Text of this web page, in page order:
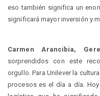
eso también significa un
significará mayor inversión y
Carmen Arancibia,
sorprendidos con este
orgullo. Para Unilever la
procesos es el día a día.